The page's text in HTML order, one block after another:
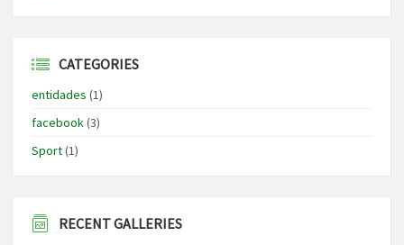
CATEGORIES
entidades (1)
facebook(3)
Sport(1)
RECENT GALLERIES